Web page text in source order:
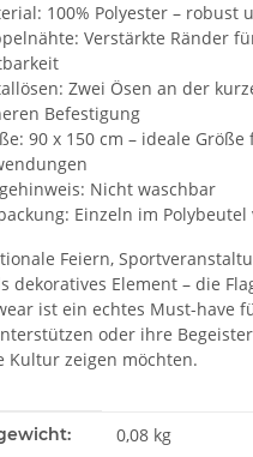
100% Polyester – robust
Verstärkte Ränder
Zwei Ösen an der
Befestigung
90 x 150 cm – ideale Größe
Nicht waschbar
Einzeln im Polybeutel
Feiern,
dekoratives Element – die
ist ein echtes Must-have
oder ihre
Kultur zeigen möchten.
0,08 kg